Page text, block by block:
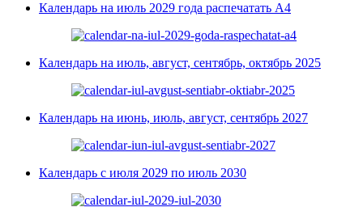
Календарь на июль 2029 года распечатать А4
Календарь на июль, август, сентябрь, октябрь 2025
Календарь на июнь, июль, август, сентябрь 2027
Календарь с июля 2029 по июль 2030